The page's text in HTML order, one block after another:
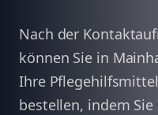
Nach der
können Sie in
Ihre
bestellen, indem